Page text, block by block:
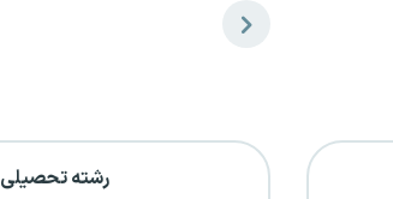
رشته تحصیلی